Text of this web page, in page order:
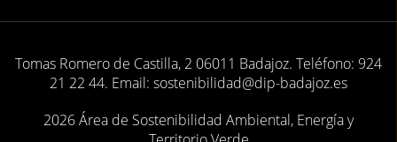
Tomas Romero de Castilla, 2 06011 Badajoz. Teléfono: 924
21 22 44. Email: sostenibilidad@dip-badajoz.es
2026 Área de Sostenibilidad Ambiental, Energía y